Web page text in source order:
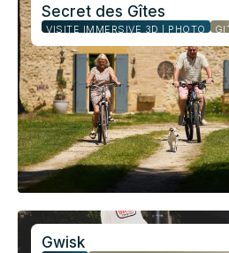
Secret des Gîtes
VISITE IMMERSIVE 3D | PHOTO
Gwisk